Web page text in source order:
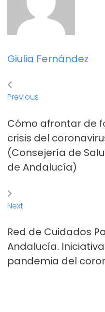
Giulia Fernández
Previous
Cómo afrontar de
crisis del
(Consejería de
de Andalucía)
Next
Red de Cuidados
Andalucía.
pandemia del